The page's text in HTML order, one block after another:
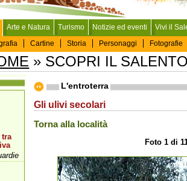
Cartine Storia Personaggi Fotografie
Arte e Natura Turismo Notizie ed eventi Vivi il
» SCOPRI IL
L'entroterra
Gli ulivi secolari
Torna alla località
Foto 1 di
tra